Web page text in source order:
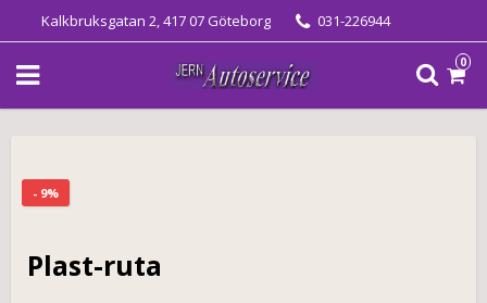
Kalkbruksgatan 2, 417 07 Göteborg 031-226944
0
- 9%
Plast-ruta